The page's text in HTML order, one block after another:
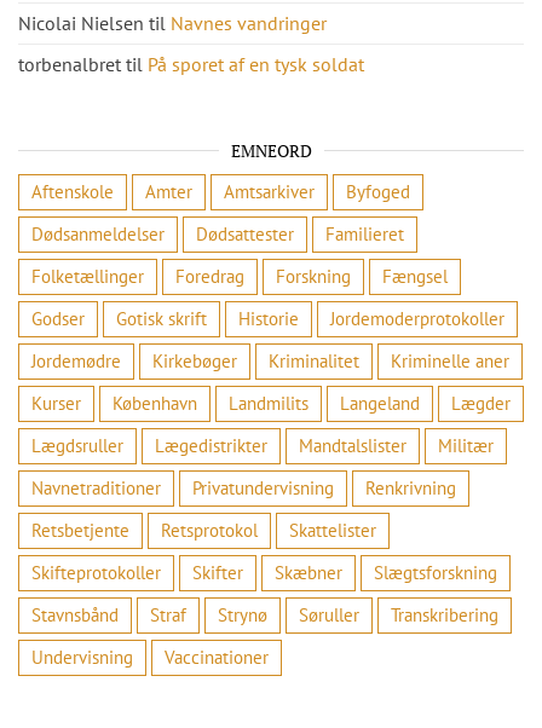
Nicolai Nielsen til Navnes vandringer
torbenalbret til På sporet af en tysk soldat
EMNEORD
Aftenskole
Amter Amtsarkiver
Byfoged
Dødsanmeldelser
Dødsattester
Familieret
Folketællinger
Foredrag Forskning
Fængsel
Godser
Gotisk skrift Historie
Jordemoderprotokoller
Jordemødre
Kirkebøger Kriminalitet
Kriminelle aner
Kurser
København Landmilits Langeland
Lægder
Lægdsruller
Lægedistrikter Mandtalslister
Militær
Navnetraditioner
Privatundervisning
Renkrivning
Retsbetjente
Retsprotokol
Skattelister
Skifteprotokoller
Skifter Skæbner
Slægtsforskning
Stavnsbånd
Straf Strynø Søruller
Transkribering
Undervisning
Vaccinationer